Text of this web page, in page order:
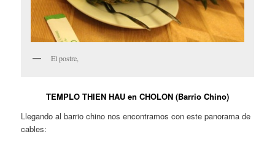
El postre,
TEMPLO THIEN HAU en CHOLON (Barrio Chino)
Llegando al barrio chino nos encontramos con este panorama de
cables: